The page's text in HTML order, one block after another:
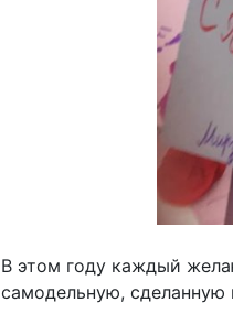
В этом году каждый
самодельную,